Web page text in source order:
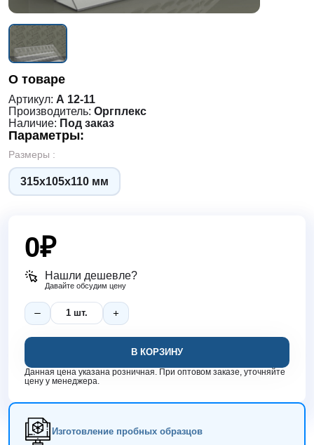
О товаре
Артикул: А 12-11
Производитель: Оргплекс
Наличие: Под заказ
Параметры:
Размеры :
315х105х110 мм
0₽
Нашли дешевле?
Давайте обсудим цену
В КОРЗИНУ
Данная цена указана розничная. При оптовом заказе, уточняйте
цену у менеджера.
Изготовление пробных образцов